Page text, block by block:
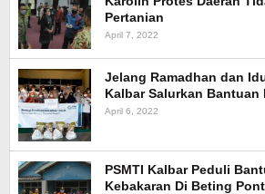
Pertanian
April 7, 2022
Jelang Ramadhan dan
Kalbar Salurkan Bantuan
April 6, 2022
PSMTI Kalbar Peduli
Kebakaran Di Beting